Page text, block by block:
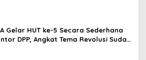
Gelar HUT ke-5 Secara Sederhana
DPP, Angkat Tema Revolusi Sudah